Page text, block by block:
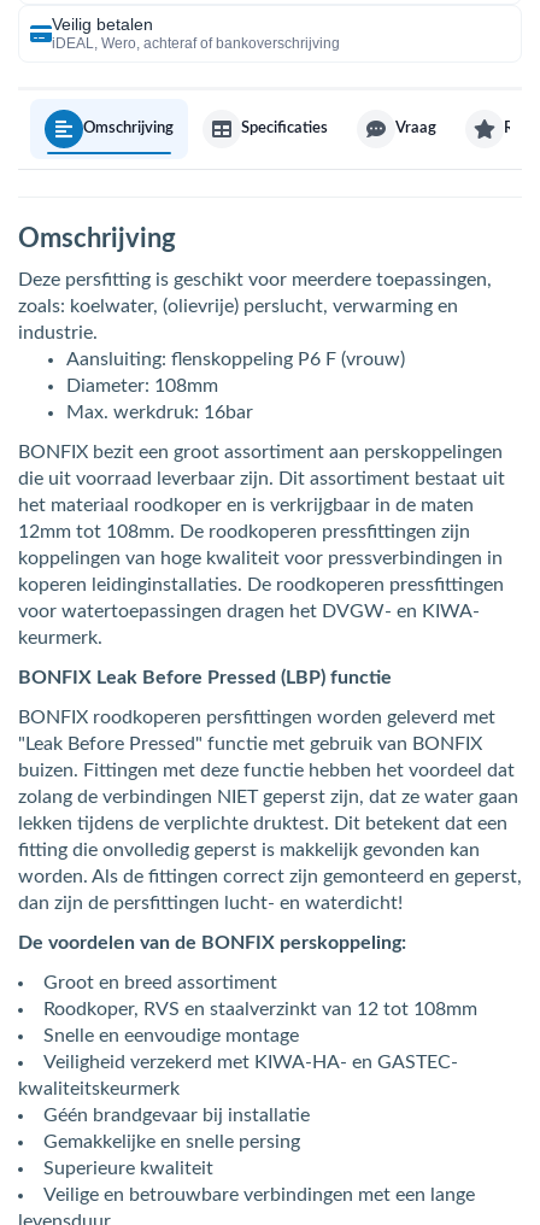
Veilig betalen
iDEAL, Wero, achteraf of bankoverschrijving
Omschrijving Specificaties Vraag
Omschrijving
Deze persfitting is geschikt voor meerdere toepassingen,
zoals: koelwater, (olievrije) perslucht, verwarming en
industrie.
Aansluiting: flenskoppeling P6 F (vrouw)
Diameter: 108mm
Max. werkdruk: 16bar
BONFIX bezit een groot assortiment aan perskoppelingen
die uit voorraad leverbaar zijn. Dit assortiment bestaat uit
het materiaal roodkoper en is verkrijgbaar in de maten
12mm tot 108mm. De roodkoperen pressfittingen zijn
koppelingen van hoge kwaliteit voor pressverbindingen in
koperen leidinginstallaties. De roodkoperen pressfittingen
voor watertoepassingen dragen het DVGW- en KIWA-
keurmerk.
BONFIX Leak Before Pressed (LBP) functie
BONFIX roodkoperen persfittingen worden geleverd met
"Leak Before Pressed" functie met gebruik van BONFIX
buizen. Fittingen met deze functie hebben het voordeel dat
zolang de verbindingen NIET geperst zijn, dat ze water gaan
lekken tijdens de verplichte druktest. Dit betekent dat een
fitting die onvolledig geperst is makkelijk gevonden kan
worden. Als de fittingen correct zijn gemonteerd en geperst,
dan zijn de persfittingen lucht- en waterdicht!
De voordelen van de BONFIX perskoppeling:
Groot en breed assortiment
Roodkoper, RVS en staalverzinkt van 12 tot 108mm
Snelle en eenvoudige montage
Veiligheid verzekerd met KIWA-HA- en GASTEC-
kwaliteitskeurmerk
Géén brandgevaar bij installatie
Gemakkelijke en snelle persing
Superieure kwaliteit
Veilige en betrouwbare verbindingen met een lange